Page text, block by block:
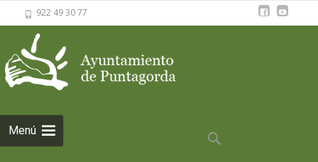
922 49 30 77
Menú
Saltar al
contenido
Buscar: